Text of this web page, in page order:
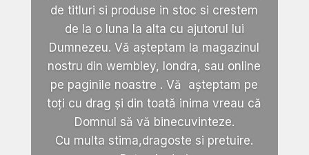
de titluri si produse in stoc si crestem
de la o luna la alta cu ajutorul lui
Dumnezeu. Vă așteptam la magazinul
nostru din wembley, londra, sau online
pe paginile noastre . Vă așteptam pe
toți cu drag și din toată inima vreau că
Domnul să vă binecuvinteze.
Cu multa stima,dragoste si pretuire.